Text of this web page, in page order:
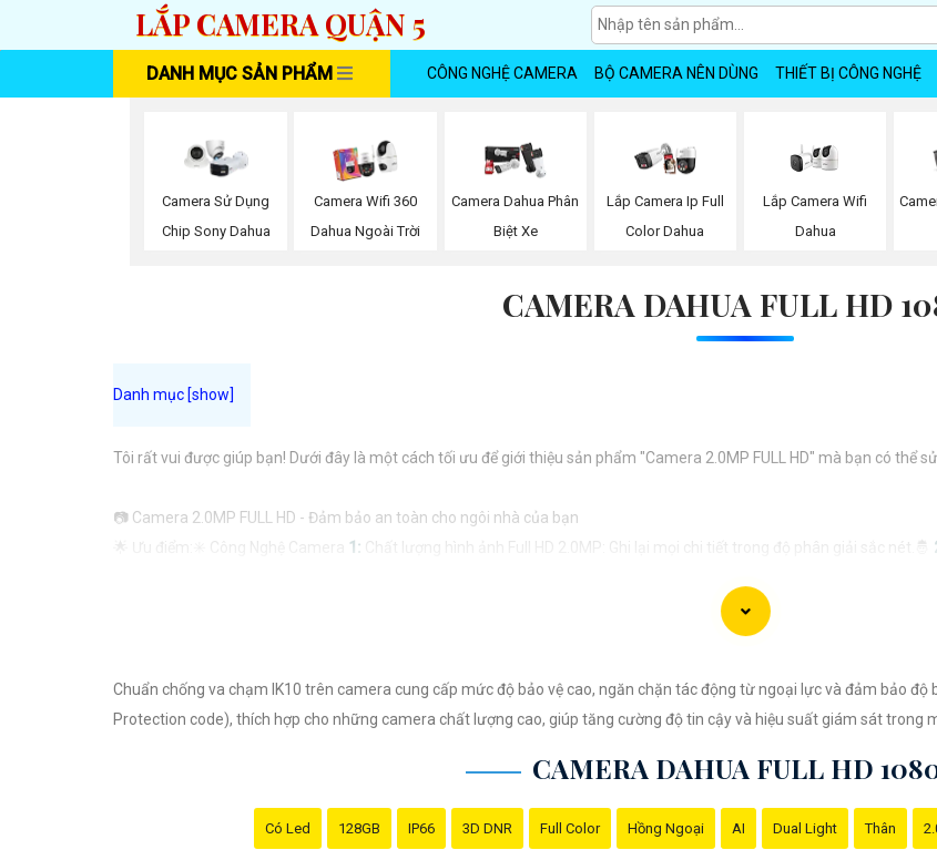
LẮP CAMERA QUẬN 5
DANH MỤC SẢN PHẨM CÔNG NGHỆ CAMERA BỘ CAMERA NÊN DÙNG THIẾT BỊ CÔNG NGHỆ
Camera Sử Dụng
Chip Sony Dahua
Camera Wifi 360
Dahua Ngoài Trời
Camera Dahua Phân
Biệt Xe
Lắp Camera Ip Full
Color Dahua
Lắp Camera Wifi
Dahua
CAMERA DAHUA FULL HD
Tôi rất vui được giúp bạn! Dưới đây là một cách tối ưu để giới thiệu sản phẩm "Camera 2.0MP FULL HD" mà bạn có thể
📷 Camera 2.0MP FULL HD - Đảm bảo an toàn cho ngôi nhà của bạn
🌟 Ưu điểm:✳️ Công Nghệ Camera
1: Chất lượng hình ảnh Full HD 2.0MP: Ghi lại mọi chi tiết trong độ phân giải sắc nét.🤴
💼 Ứng dụng:- Giám sát nhà cửa: Theo dõi và bảo vệ ngôi nhà ở bất kỳ đâu, bất kỳ lúc.- Theo dõi trẻ nhỏ: Đi làm yên
🛒 Giá sản phẩm:- 136.000 VND
🔗 Liên hệ để đặt mua hoặc biết thêm chi tiết: [SĐT hoặc website của cửa hàng]
nhắn Cung cấp cho công trình.
Chuẩn chống va chạm IK10 trên camera cung cấp mức độ bảo vệ cao, ngăn chặn tác động từ ngoại lực và đảm bảo
Protection code), thích hợp cho những camera chất lượng cao, giúp tăng cường độ tin cậy và hiệu suất giám sát trong
CAMERA DAHUA FULL HD
Có Led 128GB IP66 3D DNR Full Color Hồng Ngoại AI Dual Light Thân